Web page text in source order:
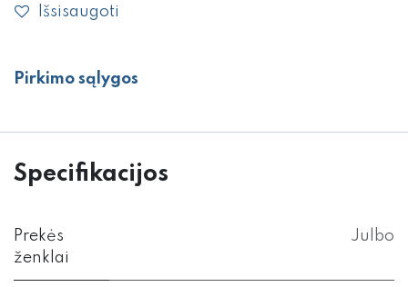
Išsisaugoti
Pirkimo sąlygos
Specifikacijos
Prekės
ženklai
Julbo